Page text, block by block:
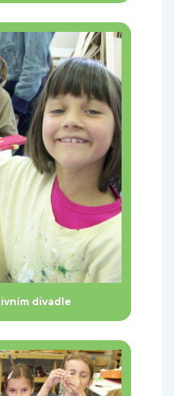
divadle